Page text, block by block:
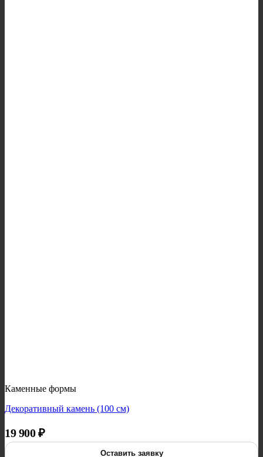
Каменные формы
Декоративный камень (100 см)
19 900₽
Оставить заявку